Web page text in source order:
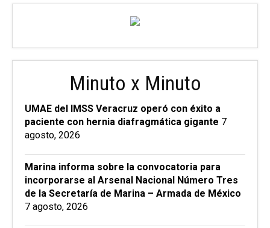
Minuto x Minuto
UMAE del IMSS Veracruz operó con éxito a
paciente con hernia diafragmática gigante 7
agosto, 2026
Marina informa sobre la convocatoria para
incorporarse al Arsenal Nacional Número Tres
de la Secretaría de Marina – Armada de México
7 agosto, 2026